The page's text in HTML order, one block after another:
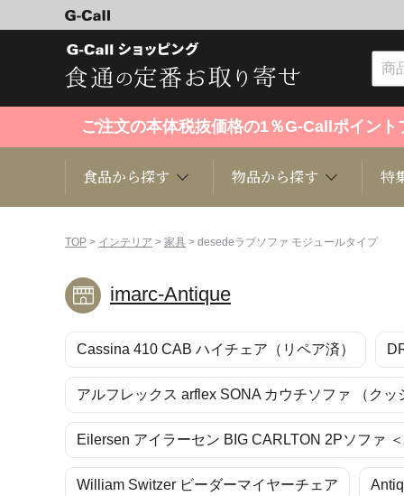
ご注文の本体税抜価格の1％G-Callポイン
食品から探す
くだもの
洋菓子 和菓子
お酒 珈琲/
鍋 旬の食
物品から探す
趣味・雑貨
キッチン用品 ファ
家電 キッズ
健康/美容 ペット
特
TOP > インテリア > 家具 > desedeラブソファ モジュールタイプ
imarc-Antique
Cassina 410 CAB ハイチェア（リペア済）
アルフレックス arflex SONA カウチソファ （クッ
Eilersen アイラーセン BIG CARLTON 2Pソファ
William Switzer ビーダーマイヤーチェア